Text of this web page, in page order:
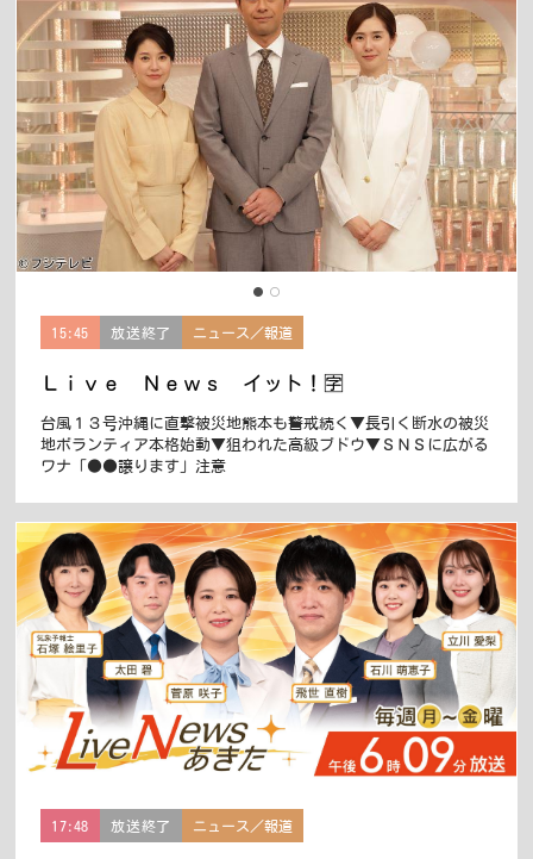
15:45 放送終了 ニュース／報道
Ｌｉｖｅ Ｎｅｗｓ イット！🈑
台風１３号沖縄に直撃被災地熊本も警戒続く▼長引く断水の被災
地ボランティア本格始動▼狙われた高級ブドウ▼ＳＮＳに広がる
ワナ「●●譲ります」注意
17:48 放送終了 ニュース／報道